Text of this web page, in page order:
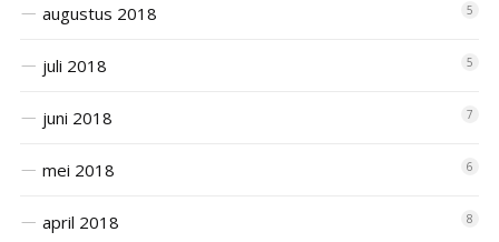
augustus 2018 5
juli 2018 5
juni 2018 7
mei 2018 6
april 2018 8